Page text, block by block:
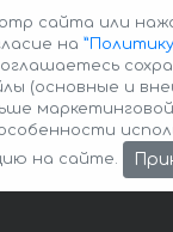
© 2026 Авто-
сайта или
на
(основные и
на сайте.